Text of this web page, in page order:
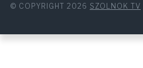
© COPYRIGHT 2026 SZOLNOK TV